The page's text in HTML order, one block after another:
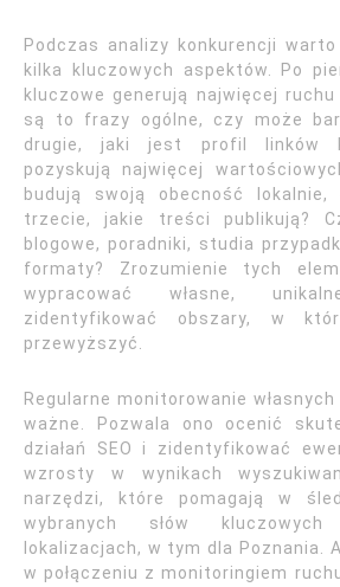
Podczas analizy konkurencji
kilka kluczowych aspektów. Po
kluczowe generują najwięcej
są to frazy ogólne, czy może
drugie, jaki jest profil linków
pozyskują najwięcej
budują swoją obecność lokalnie,
trzecie, jakie treści publikują?
blogowe, poradniki, studia
formaty? Zrozumienie tych
wypracować własne,
zidentyfikować obszary, w
przewyższyć.
Regularne monitorowanie
ważne. Pozwala ono ocenić
działań SEO i zidentyfikować
wzrosty w wynikach
narzędzi, które pomagają w
wybranych słów
lokalizacjach, w tym dla Poznania.
w połączeniu z monitoringiem